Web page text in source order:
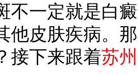
不一定就是白
他皮肤疾病。
接下来跟着苏